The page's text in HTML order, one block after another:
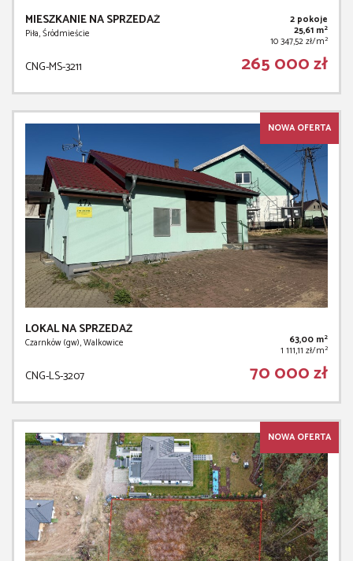
MIESZKANIE NA SPRZEDAŻ
Piła, Śródmieście
2 pokoje
25,61 m2
10 347,52 zł/m2
CNG-MS-3211 265 000 zł
NOWA OFERTA
LOKAL NA SPRZEDAŻ
Czarnków (gw), Walkowice 63,00 m2
1 111,11 zł/m2
CNG-LS-3207 70 000 zł
NOWA OFERTA